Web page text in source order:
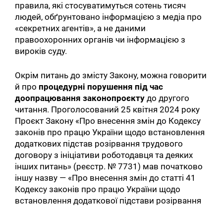
правила, які стосуватимуться сотень тисяч
людей, обґрунтовано інформацією з медіа про
«секретних агентів», а не даними
правоохоронних органів чи інформацією з
вироків суду.
Окрім питань до змісту Закону, можна говорити
й про процедурні порушення під час
доопрацювання законопроєктудо другого
читання. Проголосований 25 квітня 2024 року
Проєкт Закону «Про внесення змін до Кодексу
законів про працю України щодо встановлення
додаткових підстав розірвання трудового
договору з ініціативи роботодавця та деяких
інших питань» (реєстр. № 7731) мав початково
іншу назву — «Про внесення змін до статті 41
Кодексу законів про працю України щодо
встановлення додаткової підстави розірвання